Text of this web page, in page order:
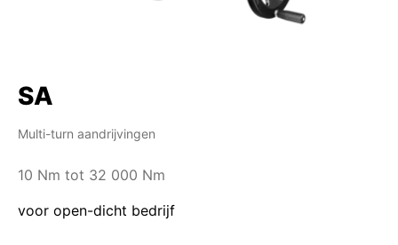
SA
Multi-turn aandrijvingen
10 Nm tot 32 000 Nm
voor open-dicht bedrijf